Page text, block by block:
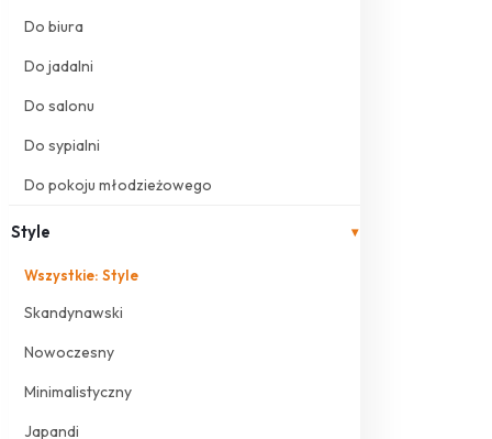
Do biura
Do jadalni
Do salonu
Do sypialni
Do pokoju młodzieżowego
Style ▾
Wszystkie: Style
Skandynawski
Nowoczesny
Minimalistyczny
Japandi